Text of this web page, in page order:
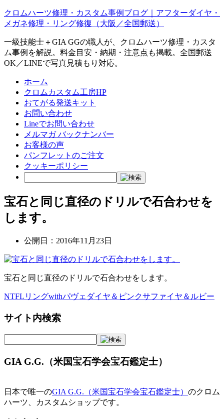
クロムハーツ修理・カスタム事例ブログ｜アフターダイヤ・
メガネ修理・リング修復（大阪／全国郵送）
一級技能士＋GIA GGの職人が、クロムハーツ修理・カスタ
ム事例を解説。料金目安・納期・注意点も掲載。全国郵送
OK／LINEで写真見積もり対応。
ホーム
クロムカスタム工房HP
おてがる発送キット
お問い合わせ
Lineでお問い合わせ
メルマガ バックナンバー
お客様の声
パンフレットのご注文
クッキーポリシー
宝石と同じ直径のドリルで石合わせを
します。
公開日： 2016年11月23日
宝石と同じ直径のドリルで石合わせをします。
投
稿
ナ
ビ
ゲ
シ
NTFLリングwithパヴェダイヤ＆ピンクサファイヤ＆ルビー
サイト内検索
GIA G.G.（米国宝石学会宝石鑑定士）
日本で唯一のGIA G.G.（米国宝石学会宝石鑑定士） のクロム
ハーツ、カスタムショップです。